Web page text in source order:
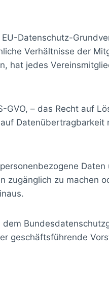
Datenschutz-
Verhältnisse der
hat jedes
GVO, – das Recht auf
zugänglich zu machen
geschäftsführende